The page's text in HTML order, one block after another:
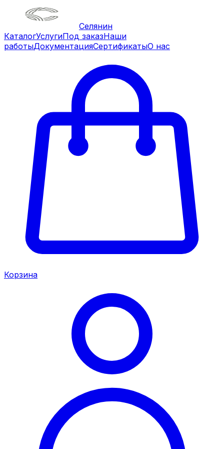
Селянин
КаталогУслугиПод заказНаши
работыДокументацияСертификатыО нас
Корзина